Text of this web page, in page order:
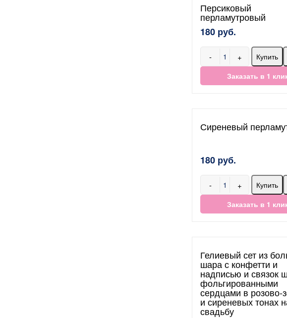
Персиковый
перламутровый
180 руб.
- +
Купить
Заказать в 1
Сиреневый
180 руб.
- +
Купить
Заказать в 1
Гелиевый сет из
шара с конфетти и
надписью и связок
фольгированными
сердцами в розово-
и сиреневых тонах
свадьбу